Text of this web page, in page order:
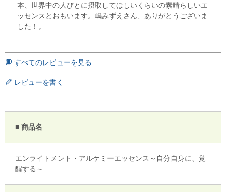
本、世界中の人びとに摂取してほしいくらいの素晴らしいエ
ッセンスとおもいます。嶋みずえさん、ありがとうございま
した！。
すべてのレビューを見る
レビューを書く
■ 商品名
エンライトメント・アルケミーエッセンス～自分自身に、覚
醒する～